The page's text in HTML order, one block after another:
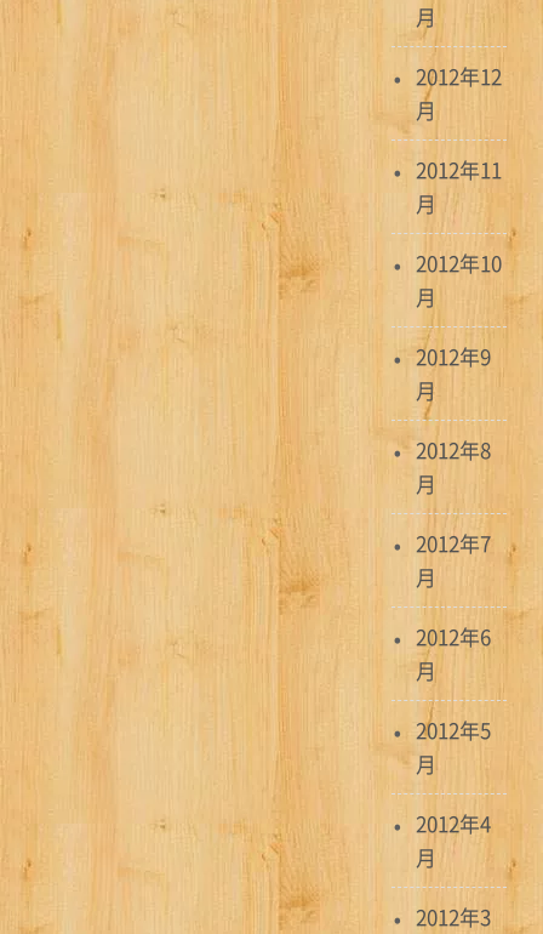
月
2012年12
月
2012年11
月
2012年10
月
2012年9
月
2012年8
月
2012年7
月
2012年6
月
2012年5
月
2012年4
月
2012年3